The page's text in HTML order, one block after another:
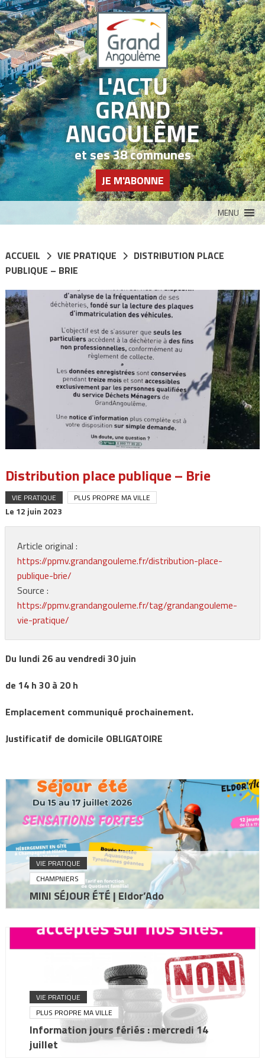
L'ACTU
GRAND
ANGOULÊME
et ses 38 communes
JE M'ABONNE
MENU
ACCUEIL VIE PRATIQUE
DISTRIBUTION PLACE
PUBLIQUE – BRIE
Distribution place publique – Brie
VIE PRATIQUE PLUS PROPRE MA VILLE
Le 12 juin 2023
Article original :
https://ppmv.grandangouleme.fr/distribution-place-
publique-brie/
Source :
https://ppmv.grandangouleme.fr/tag/grandangouleme-
vie-pratique/
Du lundi 26 au vendredi 30 juin
de 14 h 30 à 20 h
Emplacement communiqué prochainement.
Justificatif de domicile OBLIGATOIRE
VIE PRATIQUE
CHAMPNIERS
MINI SÉJOUR ÉTÉ | Eldor’Ado
VIE PRATIQUE
PLUS PROPRE MA VILLE
Information jours fériés : mercredi 14
juillet
Panneau de gestion des cookies